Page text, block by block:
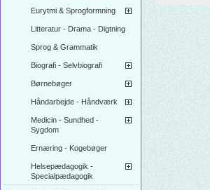
Eurytmi & Sprogformning
Litteratur - Drama - Digtning
Sprog & Grammatik
Biografi - Selvbiografi
Børnebøger
Håndarbejde - Håndværk
Medicin - Sundhed -
Sygdom
Ernæring - Kogebøger
Helsepædagogik -
Specialpædagogik